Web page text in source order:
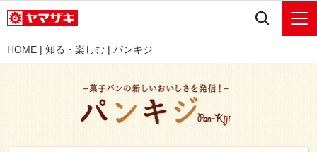
HOME | 知る・楽しむ | パンキジ